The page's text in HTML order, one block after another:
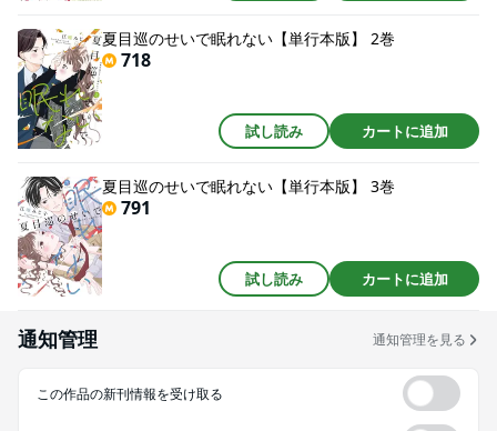
夏目巡のせいで眠れない【単行本版】 2巻
718
試し読み カートに追加
夏目巡のせいで眠れない【単行本版】 3巻
791
試し読み カートに追加
通知管理 通知管理を見る
この作品の新刊情報を受け取る